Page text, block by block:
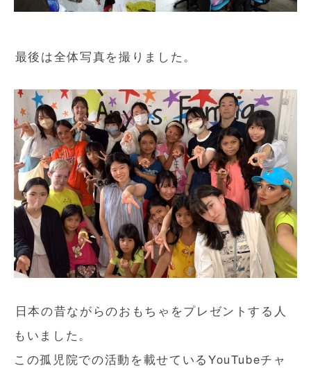
最後は全体写真を撮りました。
日本の昔ながらのおもちゃをプレゼントする人
もいました。
この孤児院での活動を載せているYouTubeチャ